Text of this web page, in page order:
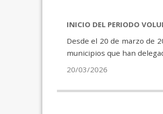
INICIO DEL PERIODO
Desde el 20 de marzo de
municipios que han
20/03/2026